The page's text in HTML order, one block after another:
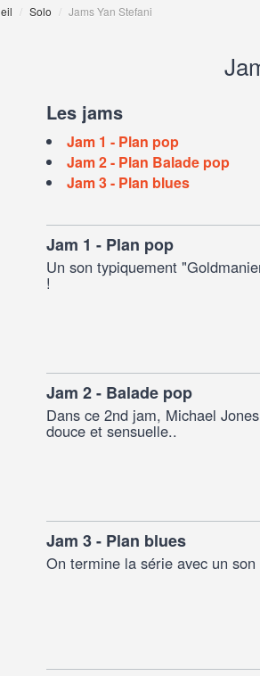
/ Solo / Jams Yan Stefani
Les jams
Jam 1 - Plan pop
Jam 2 - Plan Balade pop
Jam 3 - Plan blues
Jam 1 - Plan pop
Un son typiquement
!
Jam 2 - Balade pop
Dans ce 2nd jam, Michael
douce et sensuelle..
Jam 3 - Plan blues
On termine la série avec un